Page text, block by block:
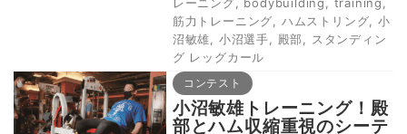
筋力トレーニング
ハムストリング
小
沼敏雄
小沼選手 殿部
スタンディン
グ レッグカール
コンテスト
小沼敏雄トレーニング！殿
部とハム収縮重視のシーテ